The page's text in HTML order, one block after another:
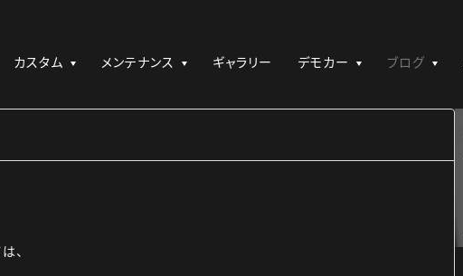
カスタム メンテナンス ギャラリー デモカー ブログ
、